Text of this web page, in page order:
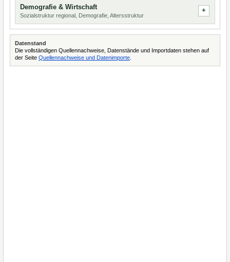
Demografie & Wirtschaft
Sozialstruktur regional, Demografie, Altersstruktur
Datenstand
Die vollständigen Quellennachweise, Datenstände und Importdaten stehen auf
der Seite Quellennachweise und Datenimporte